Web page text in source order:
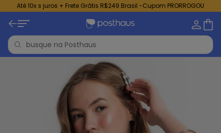
Até 10x s juros + Frete Grátis R$249 Brasil -Cupom PRORROGOU